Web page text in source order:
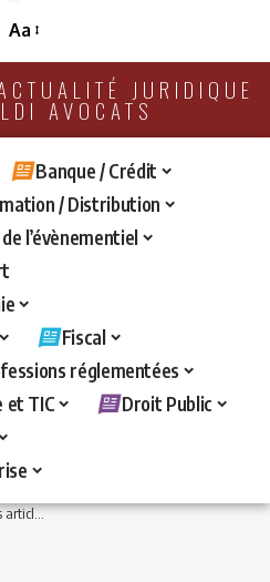
Aa
JURIDIQUE
AVOCATS
Banque / Crédit
/ Distribution
l’évènementiel
Fiscal
réglementées
et TIC
Droit Public
>Immobilier>Construction>La